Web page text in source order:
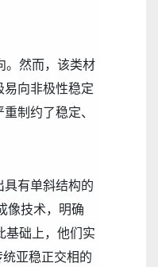
。然而，该类材
易向非极性稳定
制约了稳定、
具有单斜结构的
像技术，明确
基础上， 他们实
亚稳正交相的